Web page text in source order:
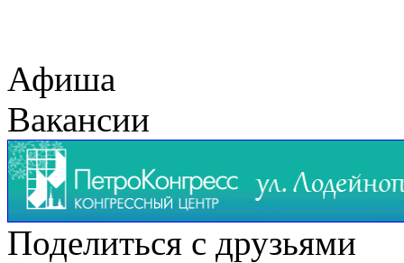
Афиша
Вакансии
Поделиться с друзьями